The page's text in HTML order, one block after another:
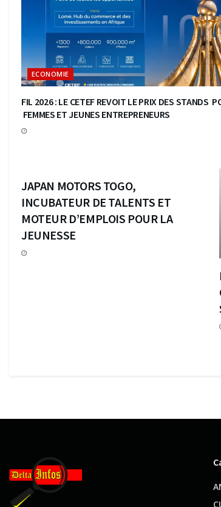
ECONOMIE
FIL 2026 : LE CETEF REVOIT LE PRIX DES STANDS
FEMMES ET JEUNES ENTREPRENEURS
JAPAN MOTORS TOGO,
INCUBATEUR DE TALENTS ET
MOTEUR D’EMPLOIS POUR LA
JEUNESSE